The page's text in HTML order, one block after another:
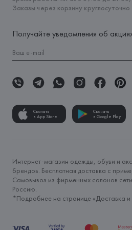
Заказы через корзину круглосуточно
Получайте уведомления об
Скачать
в App Store
Скачать
в Google Play
Интернет-магазин одежды, обуви и
брендов. Бесплатная доставка с
Самовывоз из фирменных салонов
Россию.
*Подробнее на странице «Доставка и